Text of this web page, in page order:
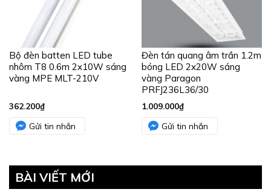
Bộ đèn batten LED tube
nhôm T8 0.6m 2x10W sáng
vàng MPE MLT-210V
362.200₫
Gửi tin nhắn
Đèn tán quang âm trần 1.2m
bóng LED 2x20W sáng
vàng Paragon
PRFJ236L36/30
1.009.000₫
Gửi tin nhắn
BÀI VIẾT MỚI